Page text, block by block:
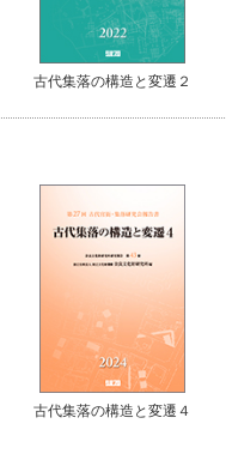
古代集落の構造と変遷２
古代集落の構造と変遷４